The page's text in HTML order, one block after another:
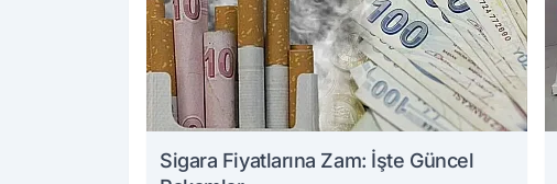
Sigara Fiyatlarına Zam: İşte Güncel